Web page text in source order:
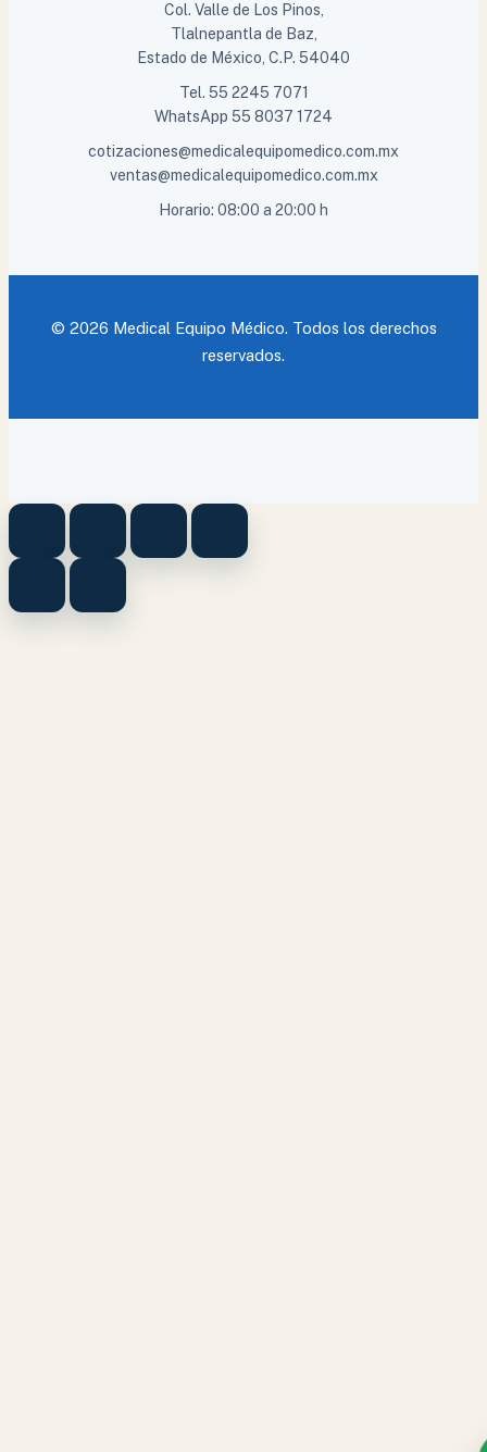
Col. Valle de Los Pinos,
Tlalnepantla de Baz,
Estado de México, C.P. 54040
Tel. 55 2245 7071
WhatsApp 55 8037 1724
cotizaciones@medicalequipomedico.com.mx
ventas@medicalequipomedico.com.mx
Horario: 08:00 a 20:00 h
© 2026 Medical Equipo Médico. Todos los derechos
reservados.